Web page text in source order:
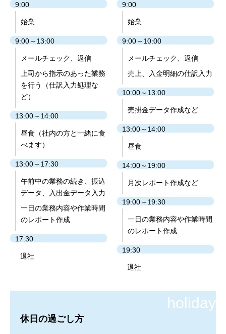
9:00
始業
9:00～13:00
メールチェック、返信
上司から指示のあった業務
を行う（仕訳入力処理な
ど）
13:00～14:00
昼食（社内の方と一緒に食
べます）
13:00～17:30
午前中の業務の続き、振込
データ、入出金データ入力
一日の業務内容や作業時間
のレポート作成
17:30
退社
9:00
始業
9:00～10:00
メールチェック、返信
売上、入金明細の仕訳入力
10:00～13:00
売掛金データ作成など
13:00～14:00
昼食
14:00～19:00
月次レポート作成など
19:00～19:30
一日の業務内容や作業時間
のレポート作成
19:30
退社
休日の過ごし方